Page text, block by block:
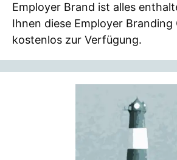
Employer Brand ist alles
Ihnen diese Employer Branding
kostenlos zur Verfügung.